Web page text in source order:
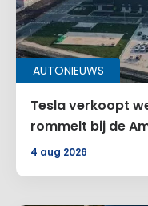
AUTONIEUWS
Tesla verkoopt
rommelt bij de
4 aug 2026